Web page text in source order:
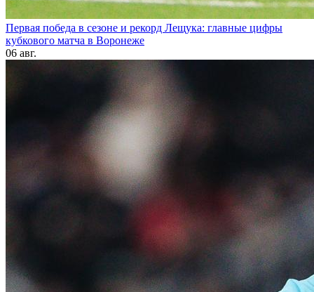
Первая победа в сезоне и рекорд Лещука: главные цифры
кубкового матча в Воронеже
06 авг.